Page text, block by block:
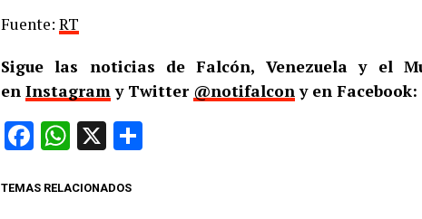
Fuente: RT
Sigue las noticias de Falcón, Venezuela y el
en Instagramy Twitter @notifalcony en
Facebook
WhatsApp
X
TEMAS RELACIONADOS